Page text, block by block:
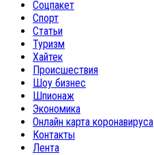
Соцпакет
Спорт
Статьи
Туризм
Хайтек
Происшествия
Шоу бизнес
Шпионаж
Экономика
Онлайн карта коронавируса
Контакты
Лента